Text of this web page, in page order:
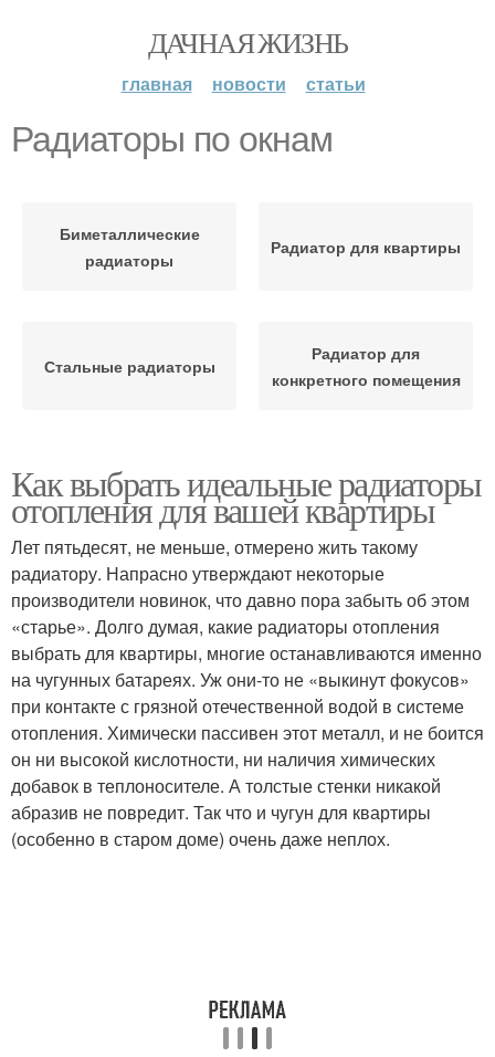
ДАЧНАЯ ЖИЗНЬ
главная новости статьи
Радиаторы по окнам
Биметаллические
радиаторы
Радиатор для квартиры
Стальные радиаторы
Радиатор для
конкретного помещения
Как выбрать идеальные радиаторы
отопления для вашей квартиры
Лет пятьдесят, не меньше, отмерено жить такому
радиатору. Напрасно утверждают некоторые
производители новинок, что давно пора забыть об этом
«старье». Долго думая, какие радиаторы отопления
выбрать для квартиры, многие останавливаются именно
на чугунных батареях. Уж они-то не «выкинут фокусов»
при контакте с грязной отечественной водой в системе
отопления. Химически пассивен этот металл, и не боится
он ни высокой кислотности, ни наличия химических
добавок в теплоносителе. А толстые стенки никакой
абразив не повредит. Так что и чугун для квартиры
(особенно в старом доме) очень даже неплох.